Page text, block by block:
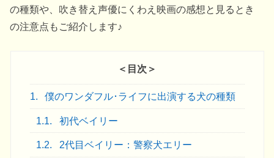
の種類や、吹き替え声優にくわえ映画の感想と見るとき
の注意点もご紹介します♪
＜目次＞
1. 僕のワンダフル･ライフに出演する犬の種類
1.1. 初代ベイリー
1.2. 2代目ベイリー：警察犬エリー